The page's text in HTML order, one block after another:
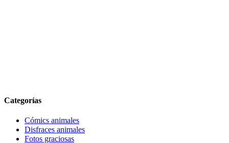
Categorías
Cómics animales
Disfraces animales
Fotos graciosas